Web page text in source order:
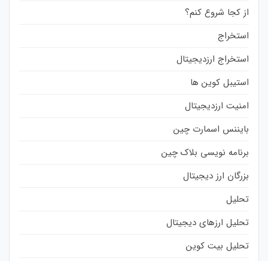
از کجا شروع کنم؟
استخراج
استخراج ارزدیجیتال
استیبل کوین ها
امنیت ارزدیجیتال
بایننس اسمارت چین
برنامه نویسی بلاک چین
بزرگان ارز دیجیتال
تحلیل
تحلیل ارزهای دیجیتال
تحلیل بیت کوین